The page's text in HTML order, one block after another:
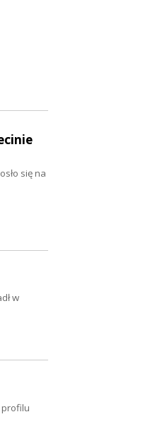
się na
w
profilu